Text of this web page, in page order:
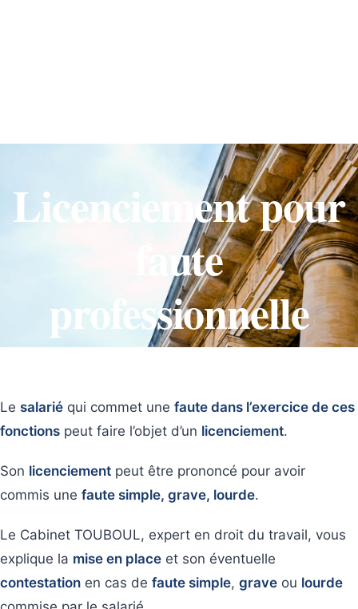
Licenciement pour
faute
professionnelle
Le salarié qui commet une faute dans l’exercice de ces
fonctions peut faire l’objet d’un licenciement.
Son licenciement peut être prononcé pour avoir
commis une faute simple, grave, lourde.
Le Cabinet TOUBOUL, expert en droit du travail, vous
explique la mise en place et son éventuelle
contestation en cas de faute simple, grave ou lourde